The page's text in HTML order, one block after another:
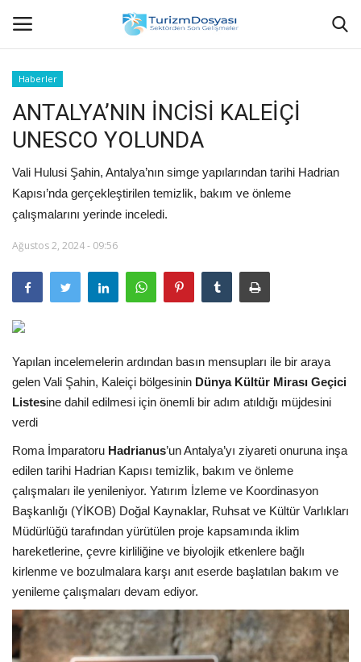
Anasayfa
Bize Ulaşın
Künye
KVKK Aydınlatma Metni
Görüntülü
Araştırma - İnceleme
Röportajlar
Gezi - Yorum
Sizlerden Gelenler
Yorumlar
Video Tanıtım
Haberler
ANTALYA’NIN İNCİSİ KALEİÇİ
UNESCO YOLUNDA
Vali Hulusi Şahin, Antalya’nın simge yapılarından tarihi Hadrian
Kapısı’nda gerçekleştirilen temizlik, bakım ve önleme
çalışmalarını yerinde inceledi.
Ağustos 2, 2024 - 09:56
Yapılan incelemelerin ardından basın mensupları ile bir araya
gelen Vali Şahin, Kaleiçi bölgesinin Dünya Kültür Mirası Geçici
Listesine dahil edilmesi için önemli bir adım atıldığı müjdesini
verdi
Roma İmparatoru Hadrianus’un Antalya’yı ziyareti onuruna inşa
edilen tarihi Hadrian Kapısı temizlik, bakım ve önleme
çalışmaları ile yenileniyor. Yatırım İzleme ve Koordinasyon
Başkanlığı (YİKOB) Doğal Kaynaklar, Ruhsat ve Kültür Varlıkları
Müdürlüğü tarafından yürütülen proje kapsamında iklim
hareketlerine, çevre kirliliğine ve biyolojik etkenlere bağlı
kirlenme ve bozulmalara karşı anıt eserde başlatılan bakım ve
yenileme çalışmaları devam ediyor.